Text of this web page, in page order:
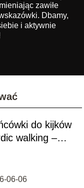
zawiłe
Dbamy,
i aktywnie
do kijków
walking –
06-06